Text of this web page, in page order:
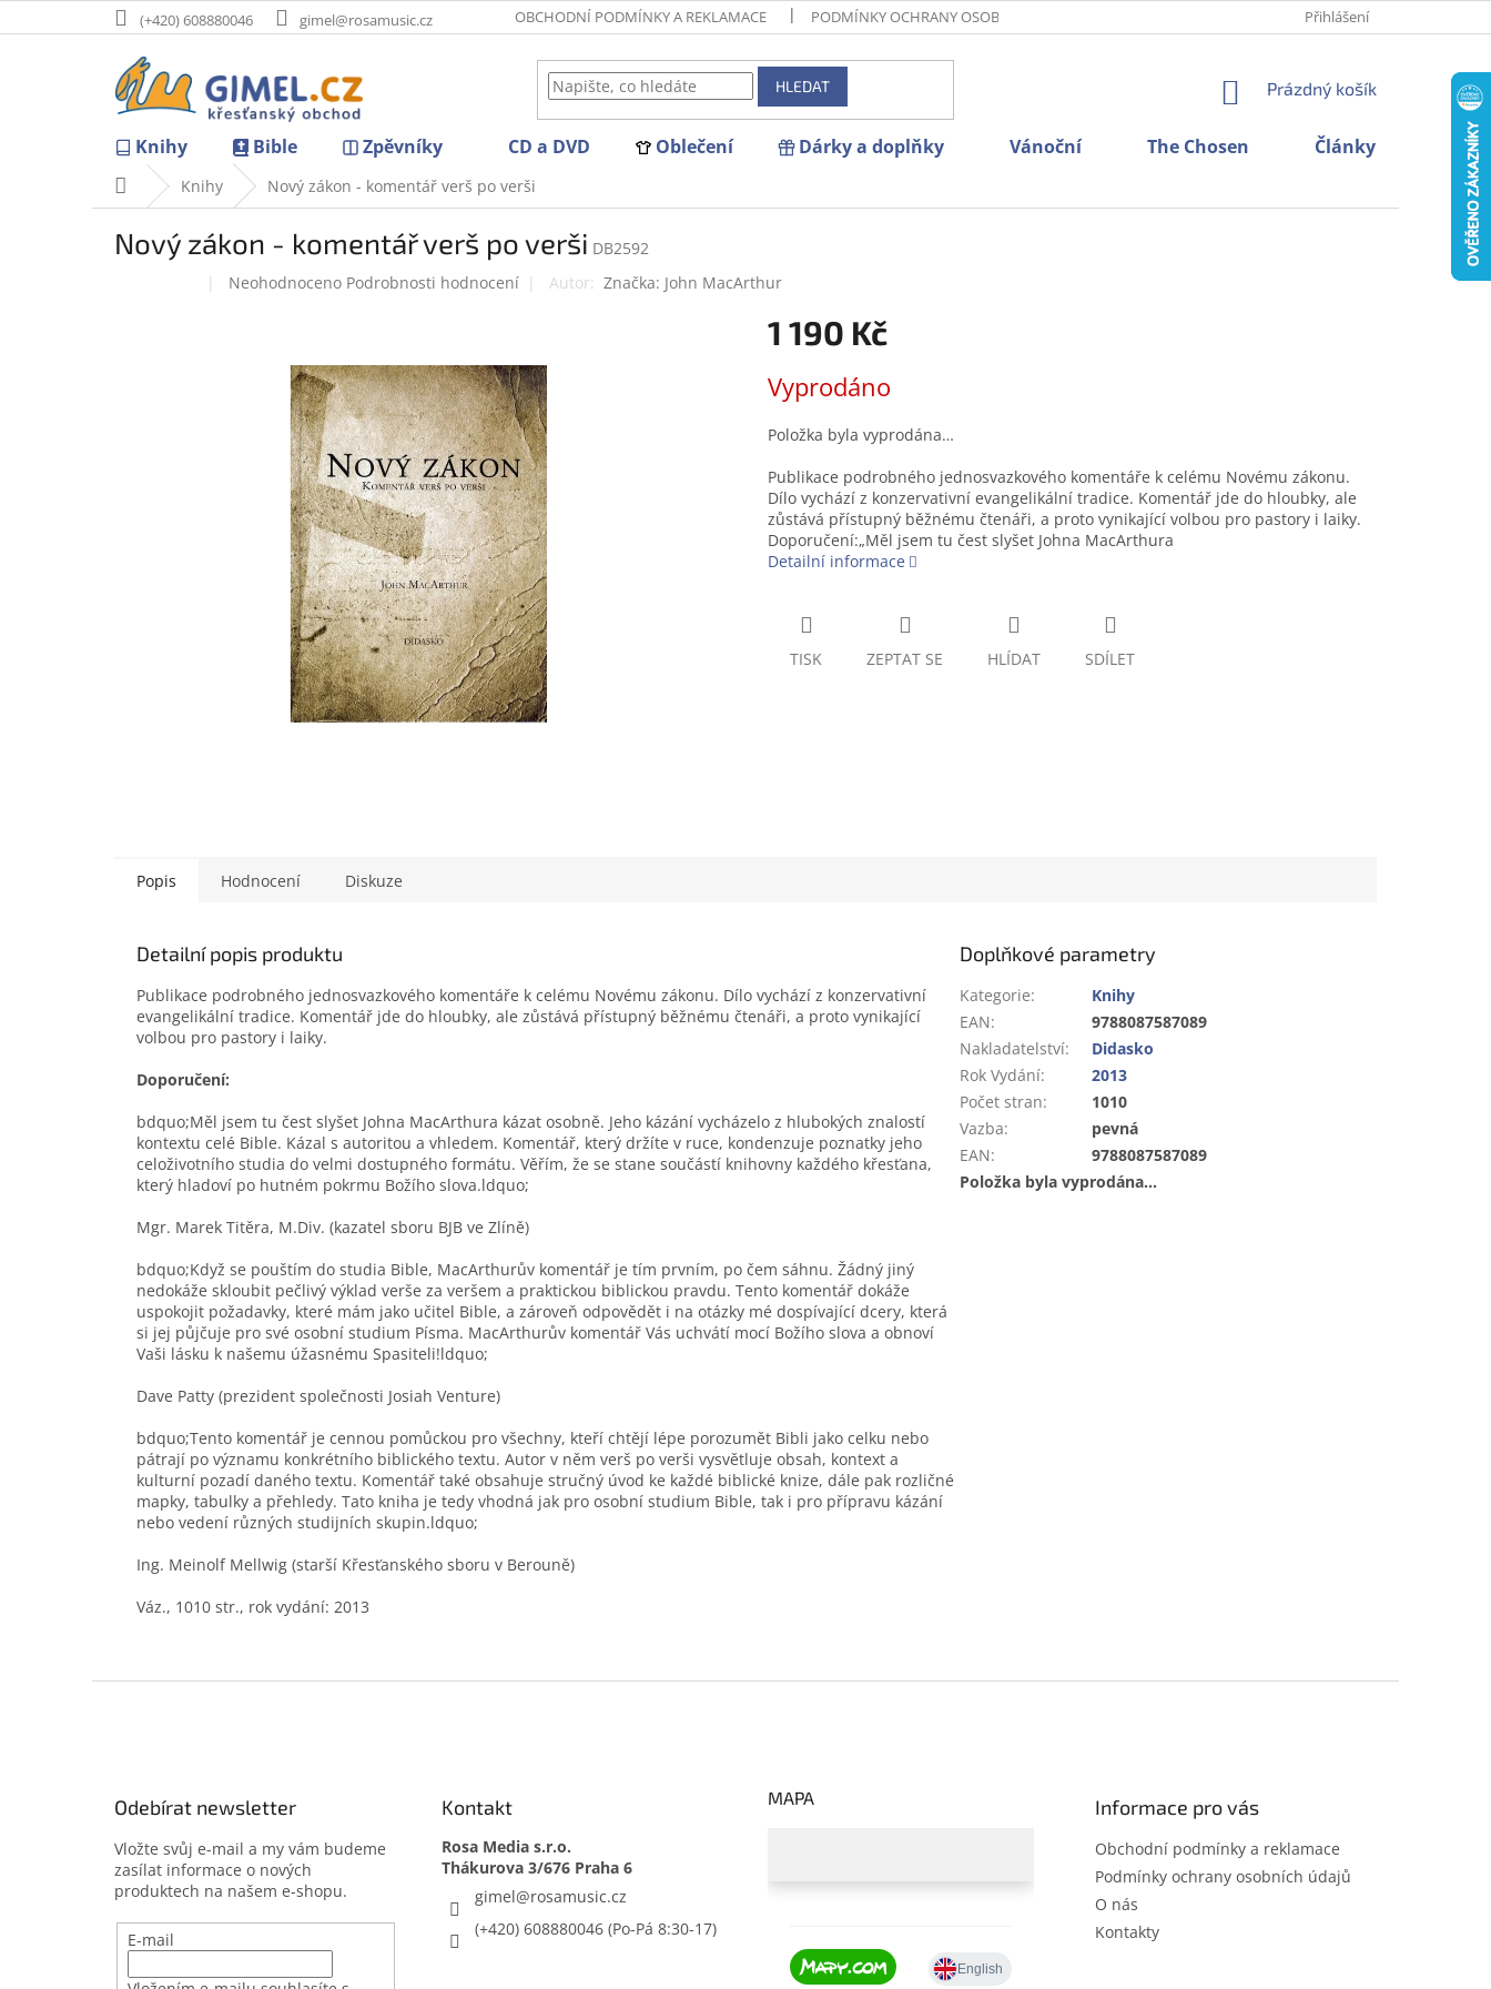
na
(+420) 608880046 gimel@rosamusic.cz OBCHODNÍ PODMÍNKY A REKLAMACE PODMÍNKY OCHRANY OSOBNÍCH ÚDAJŮ Přihlášení
HLEDAT
NÁKUPNÍ
Prázdný košík
Knihy Bible Zpěvníky CD a DVD Oblečení Dárky a doplňky Vánoční The Chosen Články
Domů Knihy Nový zákon - komentář verš po verši
Nový zákon - komentář verš po verši DB2592
Průměrné
hvězdiček.
Neohodnoceno Podrobnosti hodnocení Značka: John MacArthur
1 190 Kč
cena:
Vyprodáno
Položka byla vyprodána…
Publikace podrobného jednosvazkového komentáře k celému Novému zákonu.
Dílo vychází z konzervativní evangelikální tradice. Komentář jde do hloubky, ale
zůstává přístupný běžnému čtenáři, a proto vynikající volbou pro pastory i laiky.
Doporučení:„Měl jsem tu čest slyšet Johna MacArthura
Detailní informace
TISK ZEPTAT SE HLÍDAT SDÍLET
Popis Hodnocení Diskuze
Detailní popis produktu
Publikace podrobného jednosvazkového komentáře k celému Novému zákonu. Dílo vychází z konzervativní
evangelikální tradice. Komentář jde do hloubky, ale zůstává přístupný běžnému čtenáři, a proto vynikající
volbou pro pastory i laiky.
Doporučení:
bdquo;Měl jsem tu čest slyšet Johna MacArthura kázat osobně. Jeho kázání vycházelo z hlubokých znalostí
kontextu celé Bible. Kázal s autoritou a vhledem. Komentář, který držíte v ruce, kondenzuje poznatky jeho
celoživotního studia do velmi dostupného formátu. Věřím, že se stane součástí knihovny každého křesťana,
který hladoví po hutném pokrmu Božího slova.ldquo;
Mgr. Marek Titěra, M.Div. (kazatel sboru BJB ve Zlíně)
bdquo;Když se pouštím do studia Bible, MacArthurův komentář je tím prvním, po čem sáhnu. Žádný jiný
nedokáže skloubit pečlivý výklad verše za veršem a praktickou biblickou pravdu. Tento komentář dokáže
uspokojit požadavky, které mám jako učitel Bible, a zároveň odpovědět i na otázky mé dospívající dcery, která
si jej půjčuje pro své osobní studium Písma. MacArthurův komentář Vás uchvátí mocí Božího slova a obnoví
Vaši lásku k našemu úžasnému Spasiteli!ldquo;
Dave Patty (prezident společnosti Josiah Venture)
bdquo;Tento komentář je cennou pomůckou pro všechny, kteří chtějí lépe porozumět Bibli jako celku nebo
pátrají po významu konkrétního biblického textu. Autor v něm verš po verši vysvětluje obsah, kontext a
kulturní pozadí daného textu. Komentář také obsahuje stručný úvod ke každé biblické knize, dále pak rozličné
mapky, tabulky a přehledy. Tato kniha je tedy vhodná jak pro osobní studium Bible, tak i pro přípravu kázání
nebo vedení různých studijních skupin.ldquo;
Ing. Meinolf Mellwig (starší Křesťanského sboru v Berouně)
Váz., 1010 str., rok vydání: 2013
Doplňkové parametry
Kategorie:
Knihy
EAN:
9788087587089
Nakladatelství:
Didasko
Rok Vydání:
2013
Počet stran:
1010
Vazba:
pevná
EAN:
9788087587089
Položka byla vyprodána…
Odebírat newsletter
Vložte svůj e-mail a my vám budeme
zasílat informace o nových
produktech na našem e-shopu.
E-mail
Kontakt
Rosa Media s.r.o.
gimel@rosamusic.cz
(+420) 608880046
MAPA Informace pro vás
Obchodní podmínky a reklamace
Podmínky ochrany osobních údajů
O nás
Kontakty